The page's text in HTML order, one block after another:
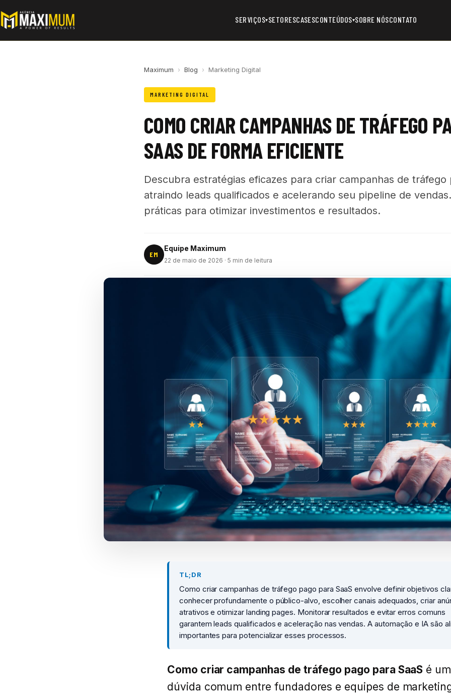
SERVIÇOS▾SETORESCASESCONTEÚDOS▾SOBRE NÓSCONTATO
Maximum › Blog › Marketing Digital
MARKETING DIGITAL
COMO CRIAR CAMPANHAS DE TRÁFEGO
SAAS DE FORMA EFICIENTE
Descubra estratégias eficazes para criar campanhas de tráfego
atraindo leads qualificados e acelerando seu pipeline de
práticas para otimizar investimentos e resultados.
EM
Equipe Maximum
22 de maio de 2026 · 5 min de leitura
TL;DR
Como criar campanhas de tráfego pago para SaaS envolve definir objetivos
conhecer profundamente o público-alvo, escolher canais adequados, criar
atrativos e otimizar landing pages. Monitorar resultados e evitar erros comuns
garantem leads qualificados e aceleração nas vendas. A automação e IA são
importantes para potencializar esses processos.
Como criar campanhas de tráfego pago para SaaS é
dúvida comum entre fundadores e equipes de